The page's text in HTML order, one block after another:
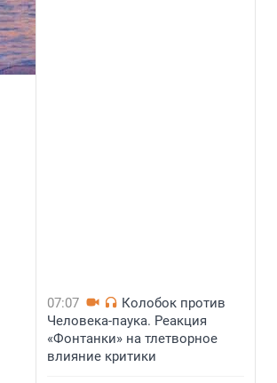
07:07
Колобок против
Человека-паука. Реакция
«Фонтанки» на тлетворное
влияние критики